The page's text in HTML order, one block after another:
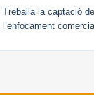
Treballa la captació
l’enfocament